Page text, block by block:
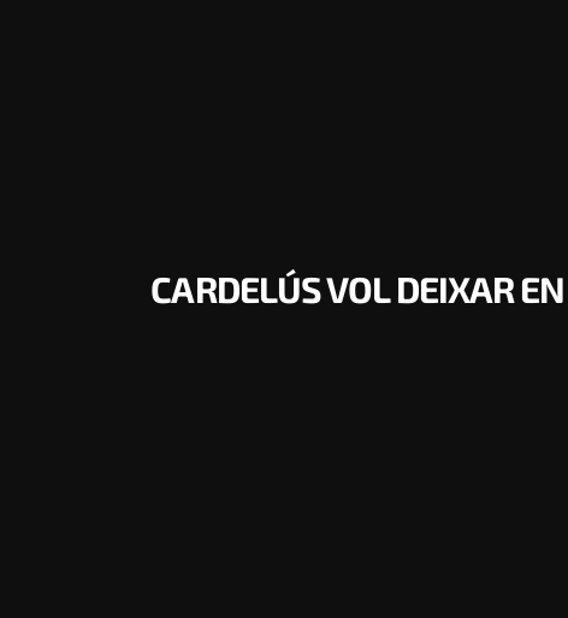
CARDELÚS VOL DEIXAR